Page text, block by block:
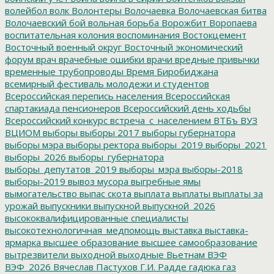
волейбол волк Волонтеры Волочаевка Волочаевская битва
Волочаевский бой вольная борьба Ворожбит Воропаева
воспитательная колония воспоминания Востокцемент
Восточный военный округ Восточный экономический
форум врач врачебные ошибки врачи вредные привычки
временные трубопроводы Время Биробиджана
всемирный фестиваль молодежи и студентов
Всероссийская перепись населения Всероссийская
спартакиада пенсионеров Всероссийский день ходьбы
Всероссийский конкурс встреча_с_населением ВТБъ ВУЗ
ВЦИОМ выборы выборы 2017 выборы губернатора
выборы мэра выборы ректора выборы_2019 выборы_2021
выборы_2026 выборы_губернатора
выборы_депутатов_2019 выборы_мэра выборы-2018
выборы-2019 вывоз мусора выгребные ямы
вымогательство выпас скота выплата выплаты выплаты за
урожай выпускники выпускной выпускной_2026
высококвалифицированные специалисты
высокотехнологичная_медпомощь выставка выставка-
ярмарка высшее образование высшее самообразование
вытрезвители выходной выходные Вьетнам ВЭФ
ВЭФ_2026 Вячеслав Пастухов Г.И. Радде гадюка газ